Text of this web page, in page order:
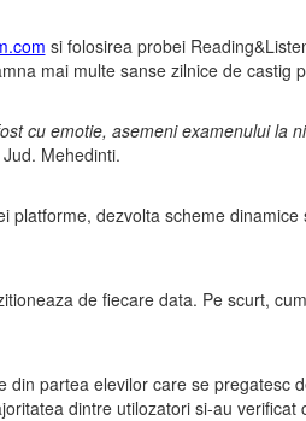
si folosirea probei
mai multe sanse zilnice de castig
cu emotie, asemeni examenului la
Mehedinti.
dezvolta scheme
de fiecare data. Pe scurt,
partea elevilor care se pregatesc
dintre utilozatori si-au